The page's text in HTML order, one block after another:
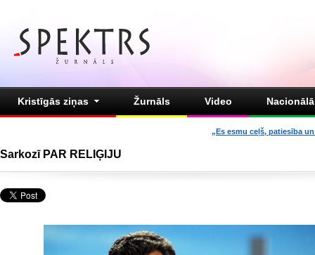
Kristīgās ziņas Žurnāls Video
„Es esmu ceļš, patiesība
Sarkozī PAR RELIĢIJU